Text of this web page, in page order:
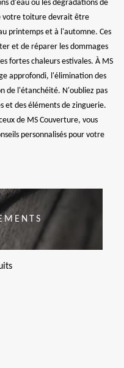
d'eau ou les dégradations de
votre toiture devrait être
printemps et à l'automne. Ces
et de réparer les dommages
fortes chaleurs estivales. À MS
approfondi, l'élimination des
de l'étanchéité. N'oubliez pas
et des éléments de zinguerie.
de MS Couverture, vous
personnalisés pour votre